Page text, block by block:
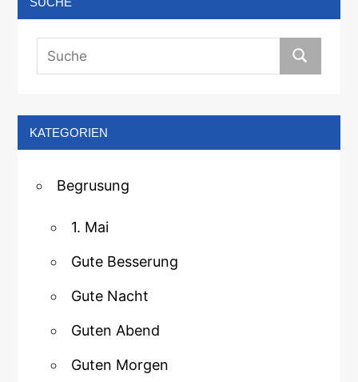
KATEGORIEN
Begrusung
1. Mai
Gute Besserung
Gute Nacht
Guten Abend
Guten Morgen